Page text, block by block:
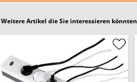
Weitere Artikel die Sie interessieren könnten